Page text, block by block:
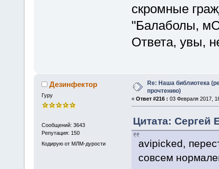
скромные
"Балаболы,
Ответа, увы,
Дезинфектор
Гуру
Сообщений: 3643
Репутация: 150
Кодирую от МЛМ-дурости
Re: Наша библиотека
прочтению)
« Ответ #216 : 03 Февраля 2017,
Цитата: Сергей
avipicked,
совсем